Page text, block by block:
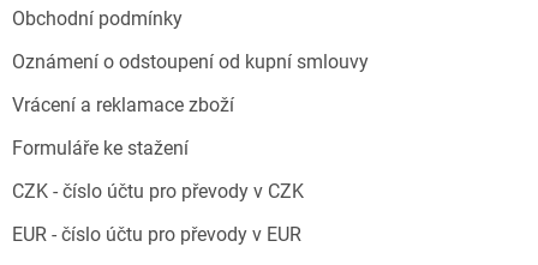
Obchodní podmínky
Oznámení o odstoupení od kupní smlouvy
Vrácení a reklamace zboží
Formuláře ke stažení
CZK - číslo účtu pro převody v CZK
EUR - číslo účtu pro převody v EUR